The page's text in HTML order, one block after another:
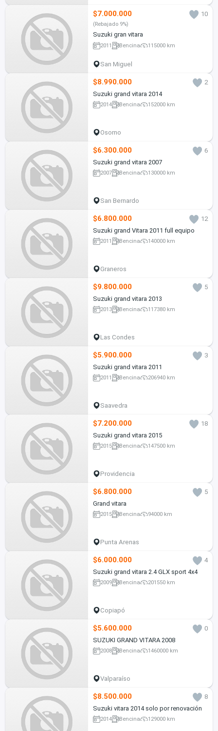
$7.000.000 10
(Rebajado 9%)
Suzuki gran vitara
2011 Bencina 115000 km
San Miguel
$8.990.000
2
Suzuki grand vitara 2014
2014 Bencina 152000 km
Osorno
$6.300.000
6
Suzuki grand vitara 2007
2007 Bencina 130000 km
San Bernardo
$6.800.000
12
Suzuki grand Vitara 2011 full equipo
2011 Bencina 140000 km
Graneros
$9.800.000
5
Suzuki grand vitara 2013
2013 Bencina 117380 km
Las Condes
$5.900.000
3
Suzuki grand vitara 2011
2011 Bencina 206940 km
Saavedra
$7.200.000
18
Suzuki grand vitara 2015
2015 Bencina 147500 km
Providencia
$6.800.000
5
Grand vitara
2015 Bencina 94000 km
Punta Arenas
$6.000.000
4
Suzuki grand vitara 2.4 GLX sport 4x4
2009 Bencina 201550 km
Copiapó
$5.600.000
0
SUZUKI GRAND VITARA 2008
2008 Bencina 1460000 km
Valparaíso
$8.500.000
8
Suzuki vitara 2014 solo por renovación
2014 Bencina 129000 km